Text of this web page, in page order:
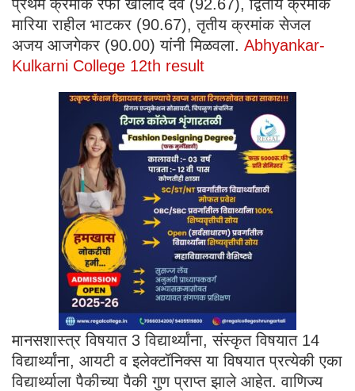
प्रथम क्रमांक रफा खालीद दवे (92.67), द्वितीय क्रमांक
मारिया राहील भाटकर (90.67), तृतीय क्रमांक सेजल
अजय आजगेकर (90.00) यांनी मिळवला. Abhyankar-
Kulkarni College 12th result
मानसशास्त्र विषयात 3 विद्यार्थ्यांना, संस्कृत विषयात 14
विद्यार्थ्यांना, आयटी व इलेक्टॉनिक्स या विषयात प्रत्येकी एका
विद्यार्थ्याला पैकीच्या पैकी गुण प्राप्त झाले आहेत. वाणिज्य